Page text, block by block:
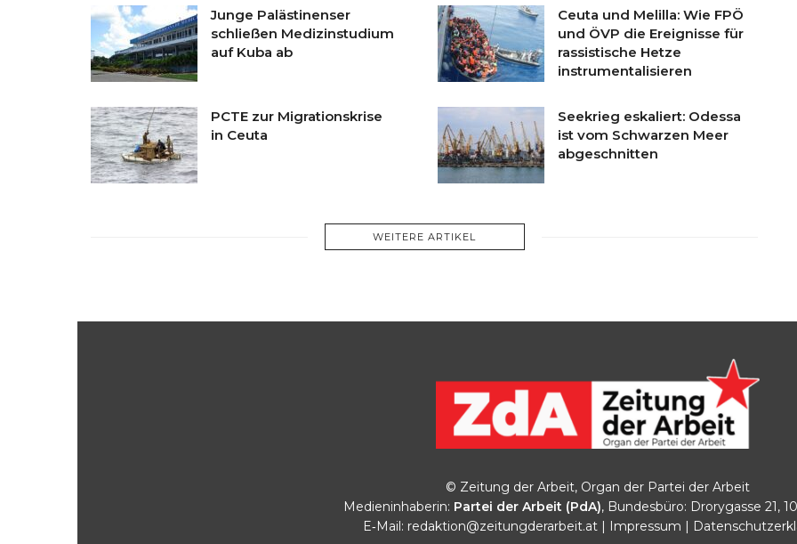
Junge Palästinenser
schließen Medizinstudium
auf Kuba ab
Ceuta und Melilla: Wie FPÖ
und ÖVP die Ereignisse für
rassistische Hetze
instrumentalisieren
PCTE zur Migrationskrise
in Ceuta
Seekrieg eskaliert: Odessa
ist vom Schwarzen Meer
abgeschnitten
WEITERE ARTIKEL
© Zeitung der Arbeit, Organ der Partei der Arbeit
Medieninhaberin: Partei der Arbeit (PdA), Bundesbüro: Drorygasse 21,
E‑Mail: redaktion@zeitungderarbeit.at | Impressum |